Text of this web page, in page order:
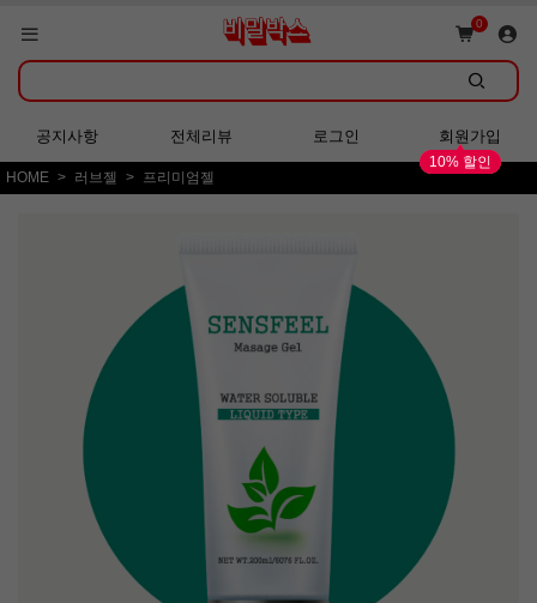
0
쇼핑몰 GRAND OPEN!
회원가입 시 다양한 혜택 증정!
공지사항 전체리뷰 로그인 회원가입
10% 할인
HOME
러브젤 프리미엄젤